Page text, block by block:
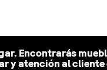
Encontrarás
y atención al cliente